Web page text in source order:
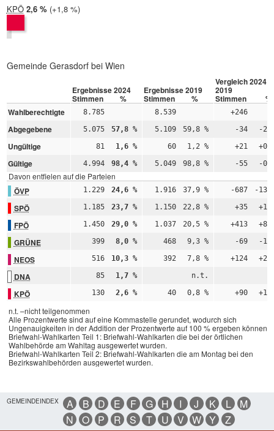
KPÖ 2024:
2,6 % Differenz:
+1,8 %
Gemeinde Gerasdorf bei Wien
Ergebnisse 2024 Ergebnisse 2019
Vergleich 2024 –
2019
Stimmen % Stimmen % Stimmen
%
Wahlberechtigte
8.785 8.539 +246
Abgegebene 5.075 57,8 % 5.109 59,8 % -34 -
Ungültige 81 1,6 % 60 1,2 % +21
Gültige 4.994 98,4 % 5.049 98,8 % -55 -
Davon entfielen auf die Parteien
ÖVP 1.229 24,6 % 1.916 37,9 % -687 -
SPÖ 1.185 23,7 % 1.150 22,8 % +35
FPÖ 1.450 29,0 % 1.037 20,5 % +413
GRÜNE 399 8,0 % 468 9,3 % -69 -
NEOS 516 10,3 % 392 7,8 % +124
DNA 85 1,7 % n.t.
KPÖ 130 2,6 % 40 0,8 % +90
n.t. –nicht teilgenommen
Alle Prozentwerte sind auf eine Kommastelle gerundet, wodurch sich
Ungenauigkeiten in der Addition der Prozentwerte auf 100 % ergeben können.
Briefwahl-Wahlkarten Teil 1: Briefwahl-Wahlkarten die bei der örtlichen
Wahlbehörde am Wahltag ausgewertet wurden.
Briefwahl-Wahlkarten Teil 2: Briefwahl-Wahlkarten die am Montag bei den
Bezirkswahlbehörden ausgewertet wurden.
GEMEINDEINDEX A B D E F G H I J K L
M
N
O P R S T U V W Y Z